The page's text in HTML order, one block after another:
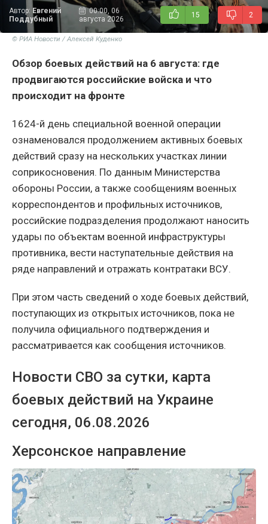
Автор: Евгений
Поддубный
00:00, 06
августа 2026
15 2
© РИА Новости / Алексей Куденко
Обзор боевых действий на 6 августа: где
продвигаются российские войска и что
происходит на фронте
1624-й день специальной военной операции
ознаменовался продолжением активных боевых
действий сразу на нескольких участках линии
соприкосновения. По данным Министерства
обороны России, а также сообщениям военных
корреспондентов и профильных источников,
российские подразделения продолжают наносить
удары по объектам военной инфраструктуры
противника, вести наступательные действия на
ряде направлений и отражать контратаки ВСУ.
При этом часть сведений о ходе боевых действий,
поступающих из открытых источников, пока не
получила официального подтверждения и
рассматривается как сообщения источников.
Новости СВО за сутки, карта
боевых действий на Украине
сегодня, 06.08.2026
Херсонское направление